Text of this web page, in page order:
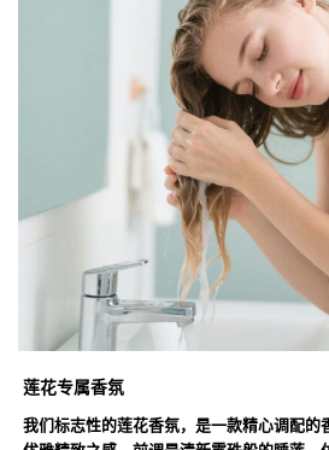
莲花专属香氛
我们标志性的莲花香氛，是一款精心调配的